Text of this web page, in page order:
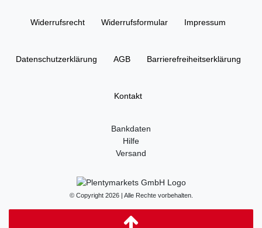
Widerrufs­recht Widerrufs­formular Impressum
Daten­schutz­erklärung AGB Barrierefreiheitserklärung
Kontakt
Bankdaten
Hilfe
Versand
© Copyright 2026 | Alle Rechte vorbehalten.